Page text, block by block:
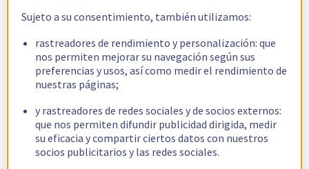
Sujeto a su consentimiento, también utilizamos:
rastreadores de rendimiento y personalización: que
nos permiten mejorar su navegación según sus
preferencias y usos, así como medir el rendimiento de
nuestras páginas;
y rastreadores de redes sociales y de socios externos:
que nos permiten difundir publicidad dirigida, medir
su eficacia y compartir ciertos datos con nuestros
socios publicitarios y las redes sociales.